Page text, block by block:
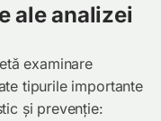
ale analizei
examinare
tipurile importante
și prevenție: